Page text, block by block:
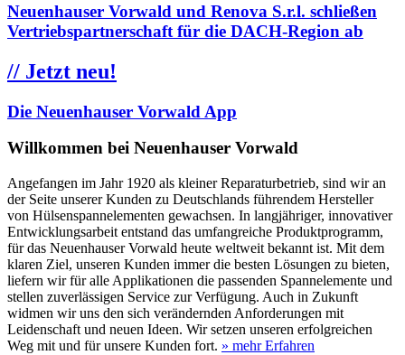
Neuenhauser Vorwald und Renova S.r.l. schließen
Vertriebspartnerschaft für die DACH-Region ab
// Jetzt neu!
Die Neuenhauser Vorwald App
Willkommen bei Neuenhauser Vorwald
Angefangen im Jahr 1920 als kleiner Reparaturbetrieb, sind wir an
der Seite unserer Kunden zu Deutschlands führendem Hersteller
von Hülsenspannelementen gewachsen. In langjähriger, innovativer
Entwicklungsarbeit entstand das umfangreiche Produktprogramm,
für das Neuenhauser Vorwald heute weltweit bekannt ist. Mit dem
klaren Ziel, unseren Kunden immer die besten Lösungen zu bieten,
liefern wir für alle Applikationen die passenden Spannelemente und
stellen zuverlässigen Service zur Verfügung. Auch in Zukunft
widmen wir uns den sich verändernden Anforderungen mit
Leidenschaft und neuen Ideen. Wir setzen unseren erfolgreichen
Weg mit und für unsere Kunden fort. » mehr Erfahren